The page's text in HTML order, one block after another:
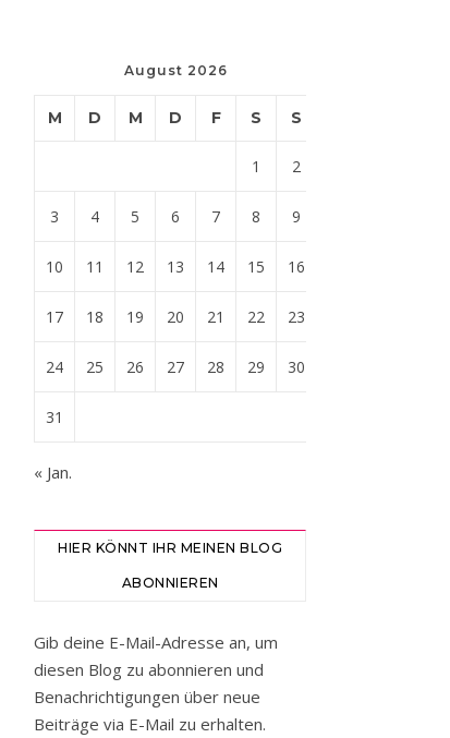
August 2026
M D M D F S S
1 2
3 4 5 6 7 8 9
10 11 12 13 14 15 16
17 18 19 20 21 22 23
24 25 26 27 28 29 30
31
« Jan.
HIER KÖNNT IHR MEINEN BLOG
ABONNIEREN
Gib deine E-Mail-Adresse an, um
diesen Blog zu abonnieren und
Benachrichtigungen über neue
Beiträge via E-Mail zu erhalten.